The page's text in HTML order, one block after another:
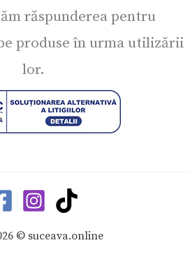
răspunderea pentru
produse în urma utilizării
lor.
© suceava.online